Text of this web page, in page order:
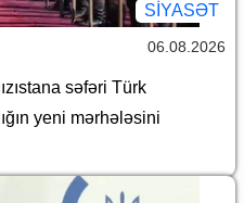
SİYASƏT
06.08.2026
səfəri Türk
yeni mərhələsini